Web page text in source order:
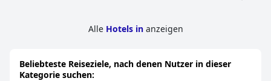
Alle Hotels in anzeigen
Beliebteste Reiseziele, nach denen Nutzer in dieser
Kategorie suchen: